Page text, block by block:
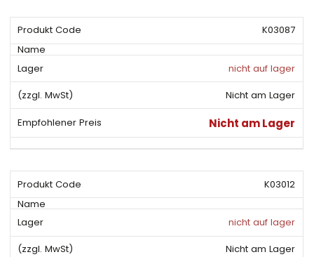
K03087
nicht auf lager
Nicht am Lager
Nicht am Lager
K03012
nicht auf lager
Nicht am Lager